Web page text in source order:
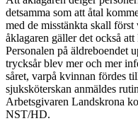
detsamma som att åtal
med de misstänkta skall
åklagaren gäller det också
Personalen på äldreboendet
trycksår blev mer och mer
såret, varpå kvinnan fördes
sjuksköterskan anmäldes
Arbetsgivaren Landskrona
NST/HD.